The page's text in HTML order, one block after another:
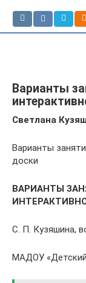
Варианты
Светлана
Варианты
доски
ВАРИАНТЫ
С. П. Кузяшина,
МАДОУ